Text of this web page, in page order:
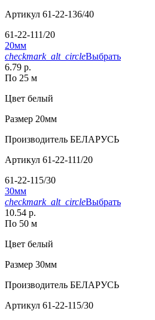
Артикул 61-22-136/40
61-22-111/20
20мм
checkmark_alt_circleВыбрать
6.79 р.
По 25 м
Цвет белый
Размер 20мм
Производитель БЕЛАРУСЬ
Артикул 61-22-111/20
61-22-115/30
30мм
checkmark_alt_circleВыбрать
10.54 р.
По 50 м
Цвет белый
Размер 30мм
Производитель БЕЛАРУСЬ
Артикул 61-22-115/30